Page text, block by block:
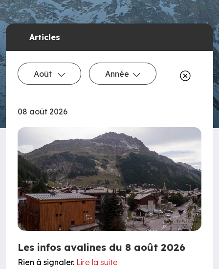
Articles
Août Année
08 août 2026
Les infos avalines du 8 août 2026
Rien à signaler. Lire la suite